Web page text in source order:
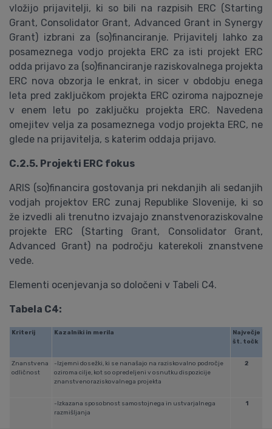
vložijo prijavitelji, ki so bili na razpisih ERC (Starting
Grant, Consolidator Grant, Advanced Grant in Synergy
Grant) izbrani za (so)financiranje. Prijavitelj lahko za
posameznega vodjo projekta ERC za isti projekt ERC
odda prijavo za (so)financiranje raziskovalnega projekta
ERC nova obzorja le enkrat, in sicer v obdobju enega
leta pred zaključkom projekta ERC oziroma najpozneje
v enem letu po zaključku projekta ERC. Navedena
omejitev velja za posameznega vodjo projekta ERC, ne
glede na prijavitelja, s katerim oddaja prijavo.
C.2.5. Projekti ERC fokus
ARIS (so)financira gostovanja pri nekdanjih ali sedanjih
vodjah projektov ERC zunaj Republike Slovenije, ki so
že izvedli ali trenutno izvajajo znanstvenoraziskovalne
projekte ERC (Starting Grant, Consolidator Grant,
Advanced Grant) na področju katerekoli znanstvene
vede.
Elementi ocenjevanja so določeni v Tabeli C4.
Tabela C4:
Kriterij Kazalniki in merila
Največje
št. točk
Znanstvena
odličnost
-Izjemni dosežki, ki se nanašajo na raziskovalno področje
oziroma cilje, kot so opredeljeni v osnutku dispozicije
znanstvenoraziskovalnega projekta
2
-Izkazana sposobnost samostojnega in ustvarjalnega
razmišljanja
1